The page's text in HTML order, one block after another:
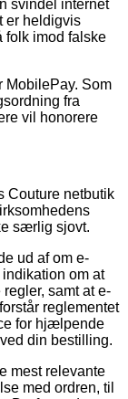
svindel internet
er heldigvis
folk imod falske
MobilePay. Som
fra
vil honorere
Couture netbutik
særlig sjovt.
ud af om e-
om at
samt at e-
reglementet
for hjælpende
din bestilling.
mest relevante
med ordren, til